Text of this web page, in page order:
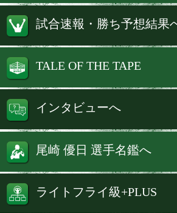
尾崎 KOです。次戦は勝
ち方を問われる。そこは
す。
■プロになってから後楽
めてになります。
尾崎 そうなんです。そ
す。日本人選手は後楽園
って、さらに上へ行く。
きたな、と思います。